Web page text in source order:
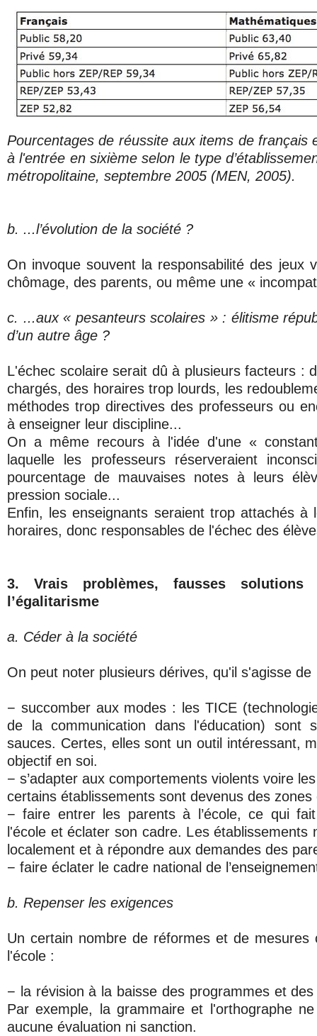
Pourcentages de réussite aux items de français
à l'entrée en sixième selon le type
métropolitaine, septembre 2005 (MEN, 2005).
b. ...l’évolution de la société ?
On invoque souvent la responsabilité des jeux
chômage, des parents, ou même une «
c. ...aux « pesanteurs scolaires » : élitisme
d’un autre âge ?
L'échec scolaire serait dû à plusieurs facteurs :
chargés, des horaires trop lourds, les
méthodes trop directives des professeurs ou
à enseigner leur discipline...
On a même recours à l'idée d'une «
laquelle les professeurs réserveraient
pourcentage de mauvaises notes à leurs
pression sociale...
Enfin, les enseignants seraient trop attachés
horaires, donc responsables de l'échec des
3. Vrais problèmes, fausses
l’égalitarisme
a. Céder à la société
On peut noter plusieurs dérives, qu'il s'agisse de
− succomber aux modes : les TICE
de la communication dans l'éducation) sont
sauces. Certes, elles sont un outil intéressant,
objectif en soi.
− s’adapter aux comportements violents voire
certains établissements sont devenus des
− faire entrer les parents à l’école, ce qui
l'école et éclater son cadre. Les établissements
localement et à répondre aux demandes des
− faire éclater le cadre national de
b. Repenser les exigences
Un certain nombre de réformes et de mesures
l'école :
− la révision à la baisse des programmes et des
Par exemple, la grammaire et l'orthographe
aucune évaluation ni sanction.